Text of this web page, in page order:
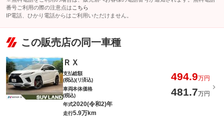
番号ご利用の際の注意点は こちら
IP電話、ひかり電話からはご利用いただけません。
この販売店の同一車種
ＲＸ
支払総額
(税込)(リ済込)
494.9万円
車両本体価格
(税込)
481.7万円
年式2020(令和2)年
走行5.9万km